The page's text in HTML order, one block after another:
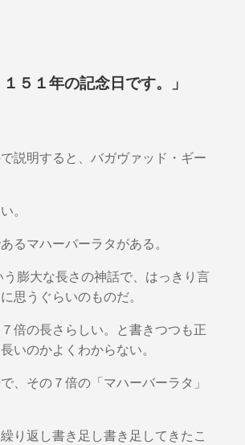
５１年の記念日です。」
説明すると、バガヴァッド・ギー
。
るマハーバーラタがある。
膨大な長さの神話で、はっきり言
思うぐらいのものだ。
倍の長さらしい。と書きつつも正
いのかよくわからない。
、その７倍の「マハーバーラタ」
り返し書き足し書き足してきたこ